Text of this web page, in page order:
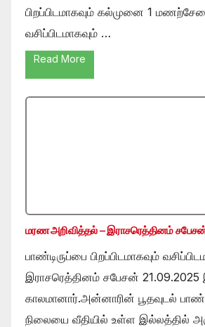
பிறப்பிடமாகவும் கல்முனை 1
வசிப்பிடமாகவும் …
Read More
மரண அறிவித்தல் – இராசரெத்தினம் சபேசன்
பாண்டிருப்பை பிறப்பிடமாகவும்
இராசரெத்தினம் சபேசன் 21.09.2025
காலமானார்.அன்னாரின் பூதவுடல்
நிலையை வீதியில் உள்ள இல்லத்தில்